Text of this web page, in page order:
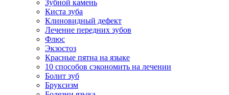
Зубной камень
Киста зуба
Клиновидный дефект
Лечение передних зубов
Флюс
Экзостоз
Красные пятна на языке
10 способов сэкономить на лечении
Болит зуб
Бруксизм